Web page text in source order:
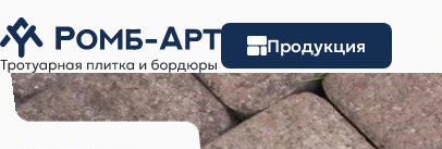
Продукция